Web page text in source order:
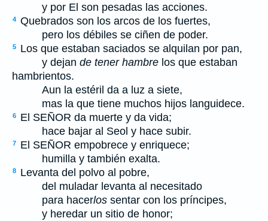
y por El son pesadas las acciones.
4 Quebrados son los arcos de los fuertes,
pero los débiles se ciñen de poder.
5
Los que estaban saciados se alquilan por pan,
y dejan de tener hambre los que estaban
hambrientos.
Aun la estéril da a luz a siete,
mas la que tiene muchos hijos languidece.
6 El SEÑOR da muerte y da vida;
hace bajar al Seol y hace subir.
7 El SEÑOR empobrece y enriquece;
humilla y también exalta.
8
Levanta del polvo al pobre,
del muladar levanta al necesitado
para hacerlos sentar con los príncipes,
y heredar un sitio de honor;